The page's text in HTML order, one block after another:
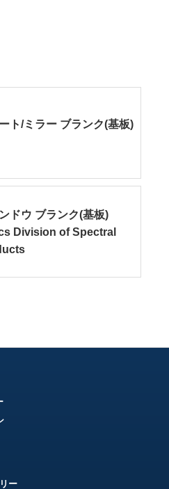
ト/ミラー ブランク(基板)
ドウ ブランク(基板)
Division of Spectral
ー